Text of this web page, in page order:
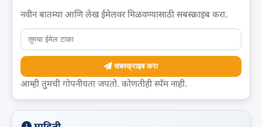
नवीन बातम्या आणि लेख ईमेलवर मिळवण्यासाठी सबस्क्राइब करा.
सबस्क्राइब करा
आम्ही तुमची गोपनीयता जपतो. कोणतीही स्पॅम नाही.